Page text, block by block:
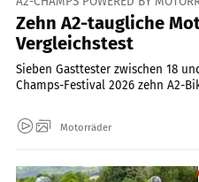
Zehn A2-taugliche
Vergleichstest
Sieben Gasttester zwischen 18
Champs-Festival 2026 zehn A2-
Motorräder